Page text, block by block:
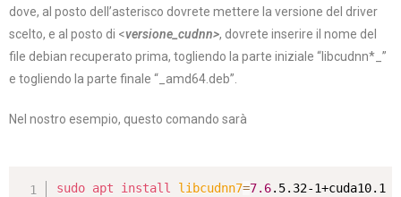
dove, al posto dell’asterisco dovrete mettere la versione del driver
scelto, e al posto di <versione_cudnn>, dovrete inserire il nome del
file debian recuperato prima, togliendo la parte iniziale “libcudnn*_”
e togliendo la parte finale “_amd64.deb”.
Nel nostro esempio, questo comando sarà
sudo apt install libcudnn7=7.6